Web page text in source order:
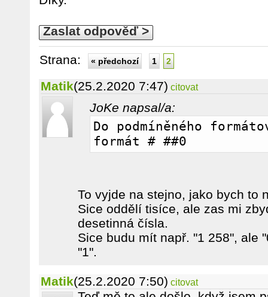
Zaslat odpověď >
Strana: « předchozí 1 2
Matik(25.2.2020 7:47) citovat
JoKe napsal/a:
Do podmíněného
formát # ##0
To vyjde na stejno, jako bych to
Sice oddělí tisíce, ale zas mi
desetinná čísla.
Sice budu mít např. "1 258", ale
"1".
Matik(25.2.2020 7:50) citovat